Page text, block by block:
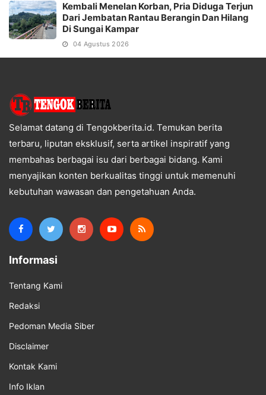
Kembali Menelan Korban, Pria Diduga Terjun
Dari Jembatan Rantau Berangin Dan Hilang
Di Sungai Kampar
04 Agustus 2026
Selamat datang di Tengokberita.id. Temukan berita
terbaru, liputan eksklusif, serta artikel inspiratif yang
membahas berbagai isu dari berbagai bidang. Kami
menyajikan konten berkualitas tinggi untuk memenuhi
kebutuhan wawasan dan pengetahuan Anda.
Informasi
Tentang Kami
Redaksi
Pedoman Media Siber
Disclaimer
Kontak Kami
Info Iklan